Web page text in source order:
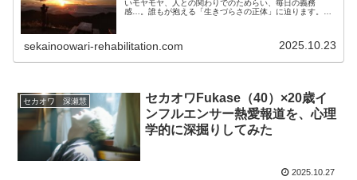
いモヤモヤ、人との関わりでのためらい、毎日の義務
感…。誰もが抱える「生きづらさの正体」に迫ります。癒
sekainoowari-rehabilitation.com 2025.10.23
セカオワ 深瀬慧
セカオワFukase（40）×20歳イ
ンフルエンサー熱愛報道を、心理
学的に深掘りしてみた
2025.10.27